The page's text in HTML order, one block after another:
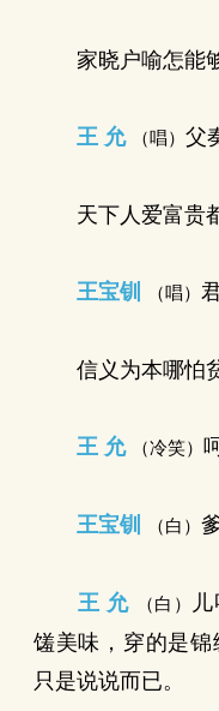
家晓户喻怎能
王 允 （唱） 父
天下人爱富贵都
王宝钏 （唱）
信义为本哪怕贫
王 允 （冷笑）
王宝钏 （白）
王 允 （白）
馐美味，穿的是锦
只是说说而已。